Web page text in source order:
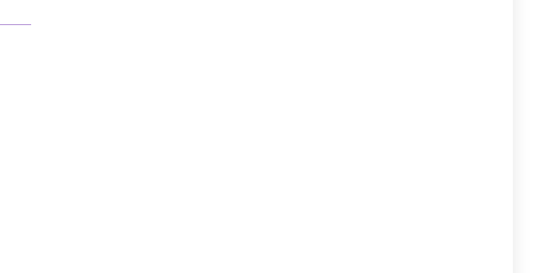
dana u večernjim
dana u večernjim
Liporeduks,
vidljivo
50ml Napomena:
uz Kraüterhof
gela sa efektom